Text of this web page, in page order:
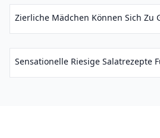
Zierliche Mädchen Können Sich Zu
Sensationelle Riesige Salatrezepte